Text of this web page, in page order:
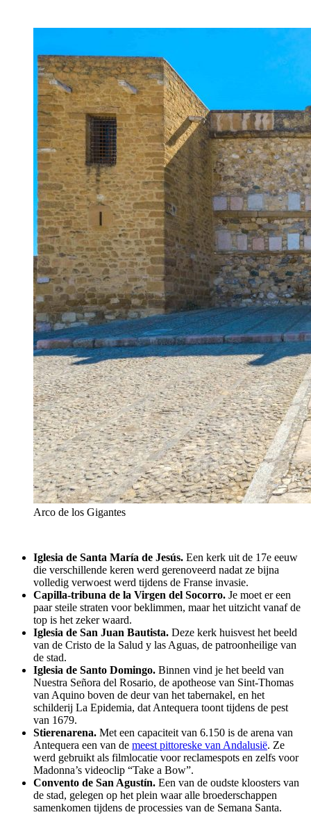
Arco de los Gigantes
Iglesia de Santa María de Jesús. Een kerk uit de 17e eeuw
die verschillende keren werd gerenoveerd nadat ze bijna
volledig verwoest werd tijdens de Franse invasie.
Capilla-tribuna de la Virgen del Socorro. Je moet er een
paar steile straten voor beklimmen, maar het uitzicht vanaf de
top is het zeker waard.
Iglesia de San Juan Bautista. Deze kerk huisvest het beeld
van de Cristo de la Salud y las Aguas, de patroonheilige van
de stad.
Iglesia de Santo Domingo. Binnen vind je het beeld van
Nuestra Señora del Rosario, de apotheose van Sint-Thomas
van Aquino boven de deur van het tabernakel, en het
schilderij La Epidemia, dat Antequera toont tijdens de pest
van 1679.
Stierenarena. Met een capaciteit van 6.150 is de arena van
Antequera een van de meest pittoreske van Andalusië. Ze
werd gebruikt als filmlocatie voor reclamespots en zelfs voor
Madonna’s videoclip “Take a Bow”.
Convento de San Agustín. Een van de oudste kloosters van
de stad, gelegen op het plein waar alle broederschappen
samenkomen tijdens de processies van de Semana Santa.